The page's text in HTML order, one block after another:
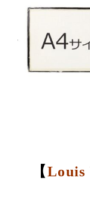
【